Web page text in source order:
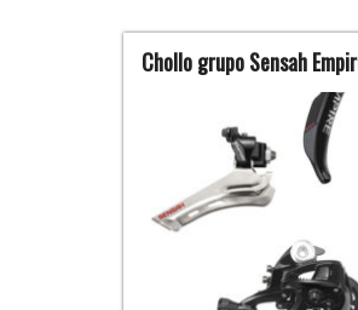
Chollo grupo Sensah